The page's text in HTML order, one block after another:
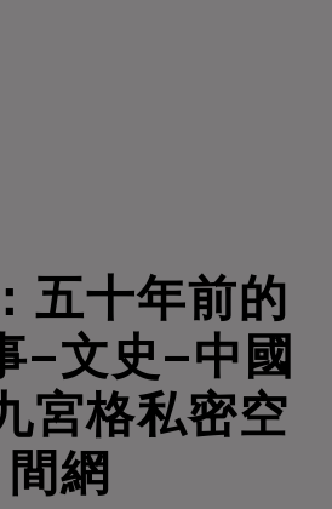
五十年前的
–文史–中國
宮格私密空
間網